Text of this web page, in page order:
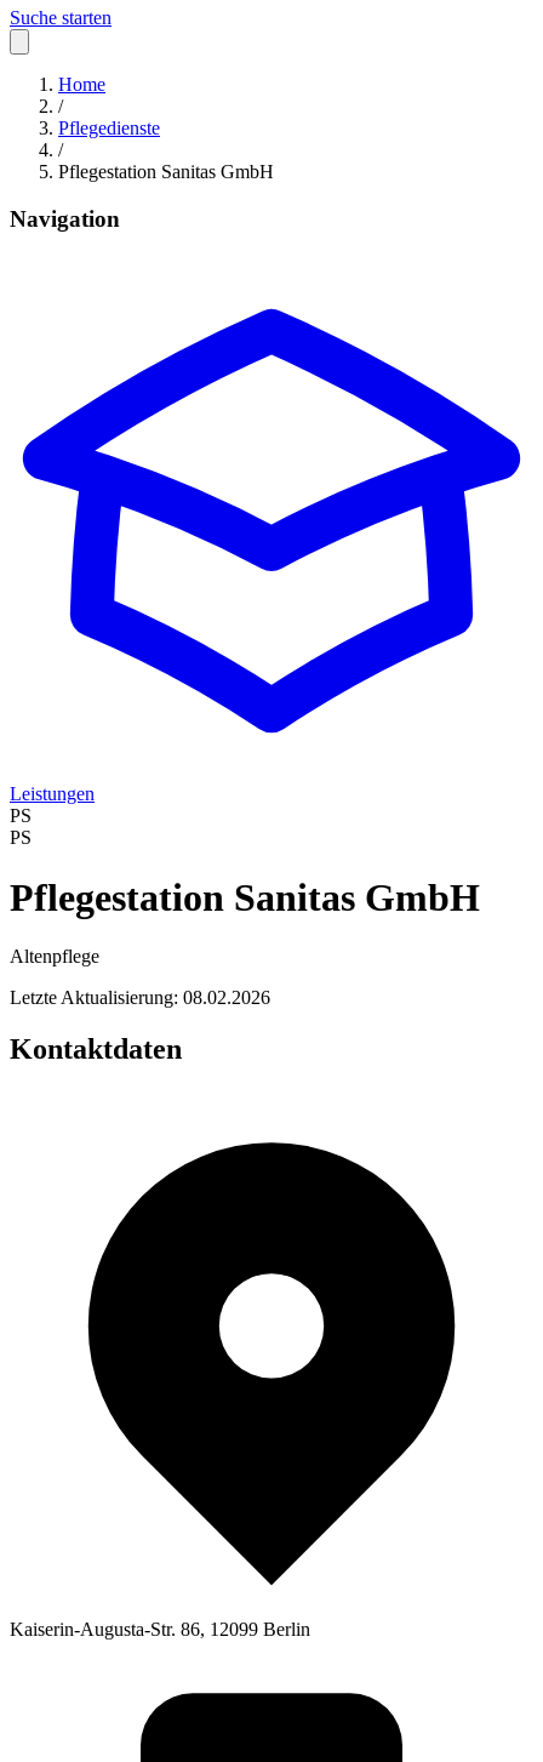
Suche starten
Home
/
Pflegedienste
/
Pflegestation Sanitas GmbH
Navigation
Leistungen
PS
PS
Pflegestation Sanitas GmbH
Altenpflege
Letzte Aktualisierung: 08.02.2026
Kontaktdaten
Kaiserin-Augusta-Str. 86, 12099 Berlin